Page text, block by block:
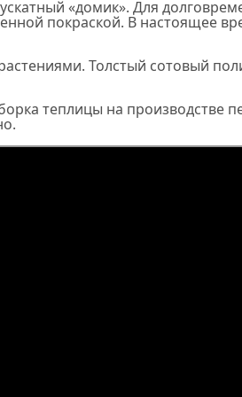
«домик». Для
покраской. В настоящее
Толстый сотовый
теплицы на производстве